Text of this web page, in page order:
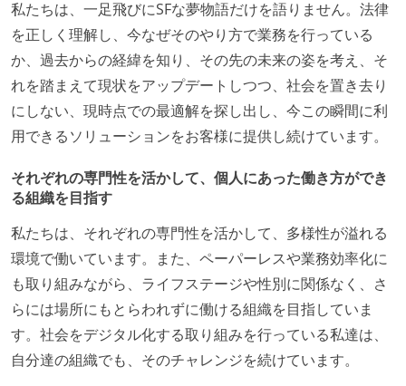
私たちは、一足飛びにSFな夢物語だけを語りません。法律
を正しく理解し、今なぜそのやり方で業務を行っている
か、過去からの経緯を知り、その先の未来の姿を考え、そ
れを踏まえて現状をアップデートしつつ、社会を置き去り
にしない、現時点での最適解を探し出し、今この瞬間に利
用できるソリューションをお客様に提供し続けています。
それぞれの専門性を活かして、個人にあった働き方ができ
る組織を目指す
私たちは、それぞれの専門性を活かして、多様性が溢れる
環境で働いています。また、ペーパーレスや業務効率化に
も取り組みながら、ライフステージや性別に関係なく、さ
らには場所にもとらわれずに働ける組織を目指していま
す。社会をデジタル化する取り組みを行っている私達は、
自分達の組織でも、そのチャレンジを続けています。